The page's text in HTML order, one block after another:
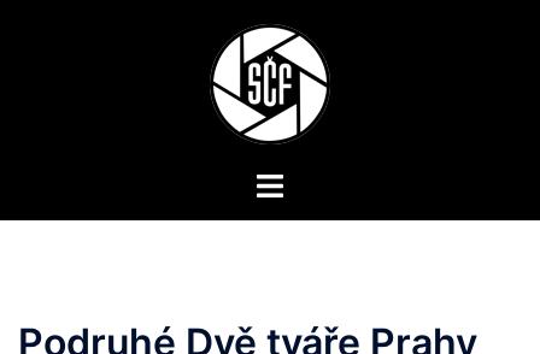
Toggle
Podruhé Dvě tváře Prahy